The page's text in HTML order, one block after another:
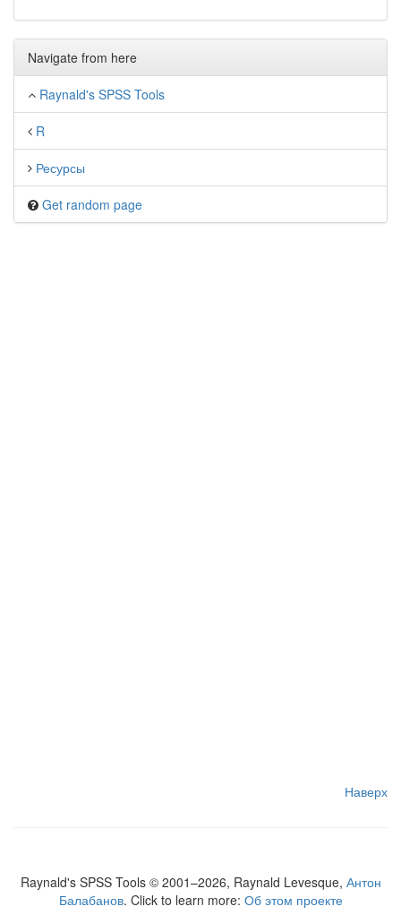
Navigate from here
Raynald's SPSS Tools
R
Ресурсы
Get random page
Наверх
Raynald's SPSS Tools © 2001–2026, Raynald Levesque, Антон
Балабанов. Click to learn more: Об этом проекте